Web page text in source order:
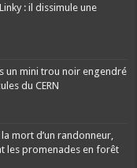
: il dissimule une
un mini trou noir engendré
du CERN
mort d’un randonneur,
les promenades en forêt